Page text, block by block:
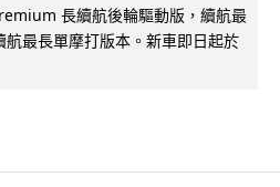
長續航後輪驅動版，續航最
最長單摩打版本。新車即日起於